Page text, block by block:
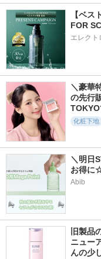
5.2
1897件
エリクシール デー
ケアレボリューショ
ン トーンアップ BE
＋ ca
エリクシール
5.3
5134件
アリィー クロノビ
ューティ ジェルUV
アリィー(ALLIE)
【ベ
FOR
エレクト
＼豪華
の先行
化粧下地
＼明日
お得に
Abib
旧製品
ニュー
んの少